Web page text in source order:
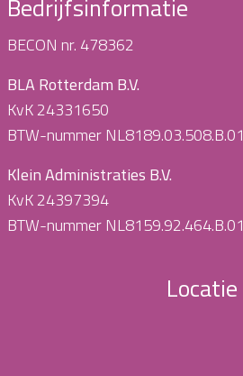
Bedrijfsinformatie
BECON nr. 478362
BLA Rotterdam B.V.
KvK 24331650
BTW-nummer NL8189.03.508.B.01
Klein Administraties B.V.
KvK 24397394
BTW-nummer NL8159.92.464.B.01
Locatie